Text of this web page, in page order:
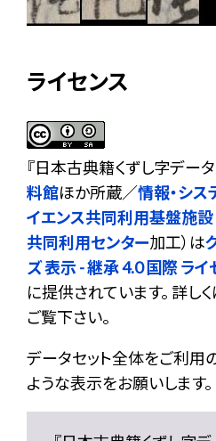
ライセンス
『日本古典籍くずし字データ
料館ほか所蔵／情報・シ
イエンス共同利用基盤施
共同利用センター加工）は
ズ 表示 - 継承 4.0 国際 ライ
に提供されています。 詳し
ご覧下さい。
データセット全体をご利用
ような表示をお願いします。